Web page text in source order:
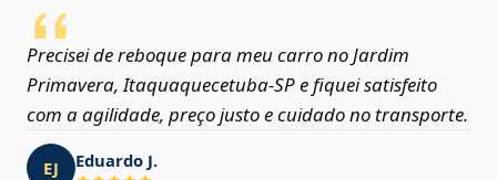
Precisei de reboque para meu carro no Jardim
Primavera, Itaquaquecetuba‑SP e fiquei satisfeito
com a agilidade, preço justo e cuidado no transporte.
EJ Eduardo J.